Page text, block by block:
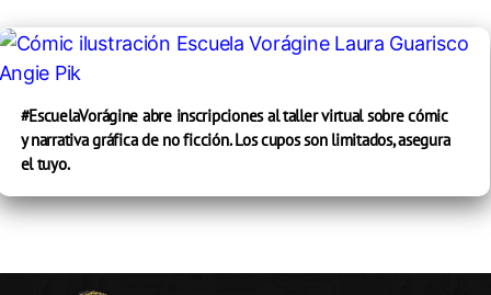
#EscuelaVorágine abre inscripciones al taller virtual sobre cómic
y narrativa gráfica de no ficción. Los cupos son limitados, asegura
el tuyo.